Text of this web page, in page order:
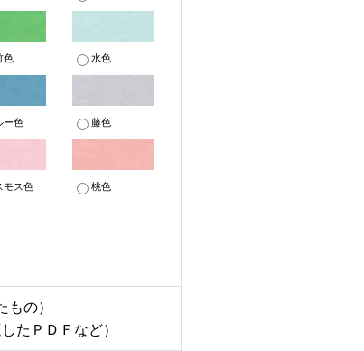
色 水色
ー色 藤色
モス色 桃色
の）
たＰＤＦなど）